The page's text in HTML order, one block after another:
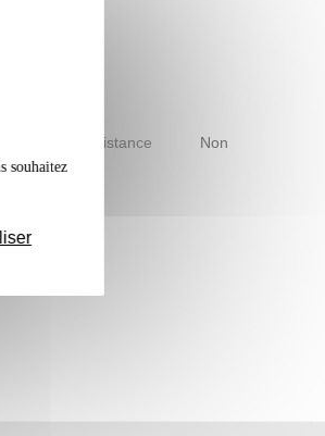
Accessible à distance Non
souhaitez